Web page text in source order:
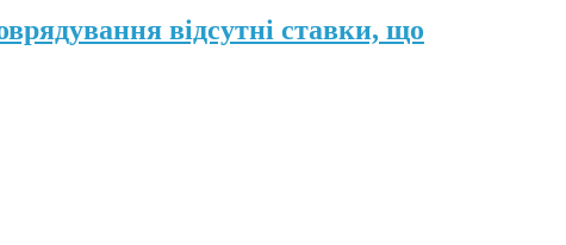
відсутні ставки, що